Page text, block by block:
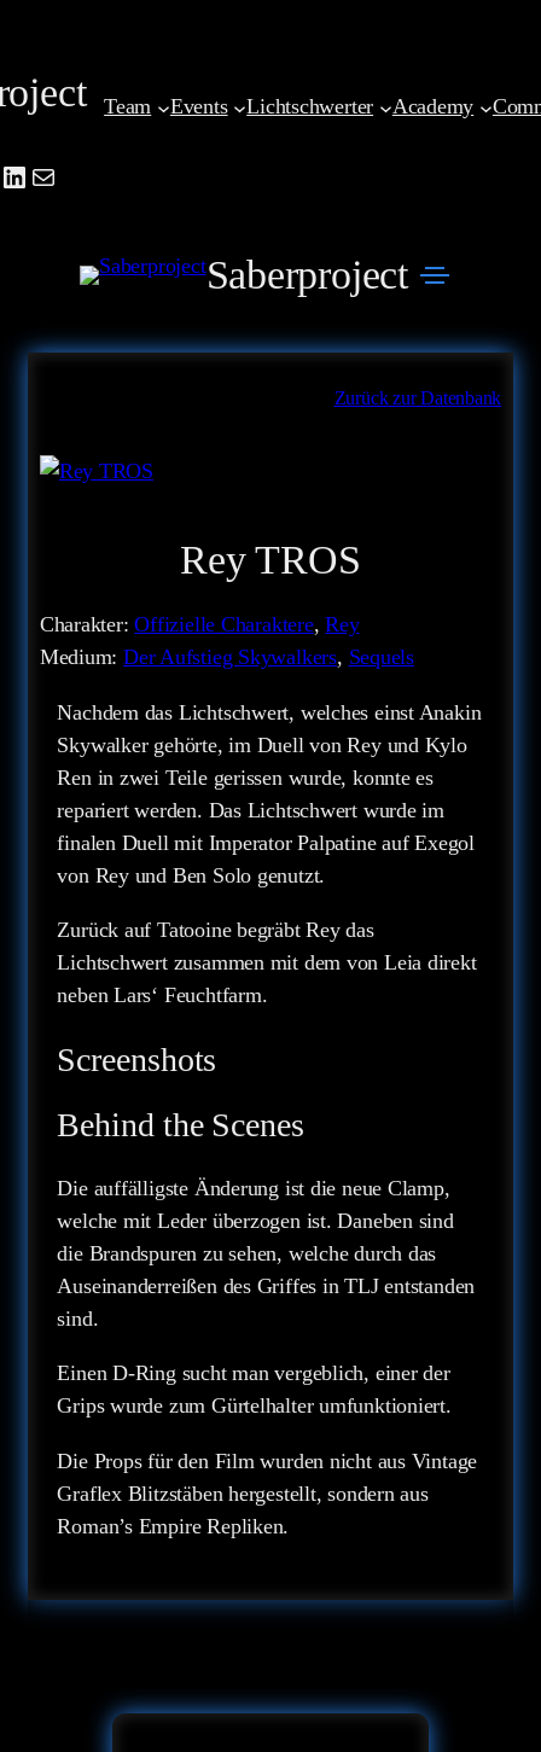
springen
Mail
Team Events Lichtschwerter Academy
Saberproject
Zurück zur Datenbank
Rey TROS
Charakter:Offizielle Charaktere, Rey
Medium: Der Aufstieg Skywalkers, Sequels
Nachdem das Lichtschwert, welches einst Anakin
Skywalker gehörte, im Duell von Rey und Kylo
Ren in zwei Teile gerissen wurde, konnte es
repariert werden. Das Lichtschwert wurde im
finalen Duell mit Imperator Palpatine auf Exegol
von Rey und Ben Solo genutzt.
Zurück auf Tatooine begräbt Rey das
Lichtschwert zusammen mit dem von Leia direkt
neben Lars‘ Feuchtfarm.
Screenshots
Behind the Scenes
Die auffälligste Änderung ist die neue Clamp,
welche mit Leder überzogen ist. Daneben sind
die Brandspuren zu sehen, welche durch das
Auseinanderreißen des Griffes in TLJ entstanden
sind.
Einen D-Ring sucht man vergeblich, einer der
Grips wurde zum Gürtelhalter umfunktioniert.
Die Props für den Film wurden nicht aus Vintage
Graflex Blitzstäben hergestellt, sondern aus
Roman’s Empire Repliken.